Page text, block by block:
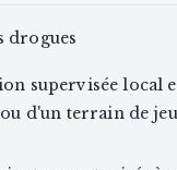
drogues
supervisée local
d'un terrain de